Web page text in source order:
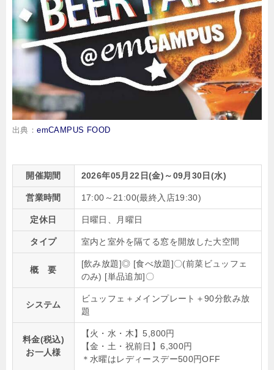
出典：emCAMPUS FOOD
開催期間 2026年05月22日(金)～09月30日(水)
営業時間 17:00～21:00(最終入店19:30)
定休日 日曜日、月曜日
タイプ 室内と室外を隔てる窓を開放した大空間
概 要
[飲み放題]◎ [食べ放題]〇(前菜ビュッフェ
のみ) [単品追加]〇
システム
ビュッフェ＋メインプレート＋90分飲み放
題
料金(税込)
お一人様
【火・水・木】5,800円
【金・土・祝前日】6,300円
＊水曜はレディースデー500円OFF